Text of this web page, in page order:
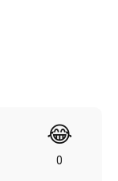
😂
0